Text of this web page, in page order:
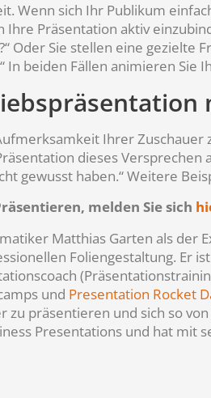
Wenn sich Ihr Publikum
Ihre Präsentation aktiv
Oder Sie stellen eine
In beiden Fällen animieren
Ihrer
dieses
gewusst haben.“ Weitere
melden Sie sich
Matthias Garten als der
Foliengestaltung. Er
und Presentation Rocket
zu präsentieren und sich so
Presentations und hat